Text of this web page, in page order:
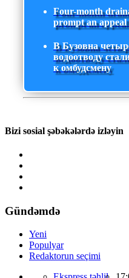
Four-month
prompt an appeal
В Бузовна
водоотводу
к омбудсмену
Bizi sosial şəbəkələrdə izləyin
Gündəmdə
Yeni
Populyar
Redaktorun seçimi